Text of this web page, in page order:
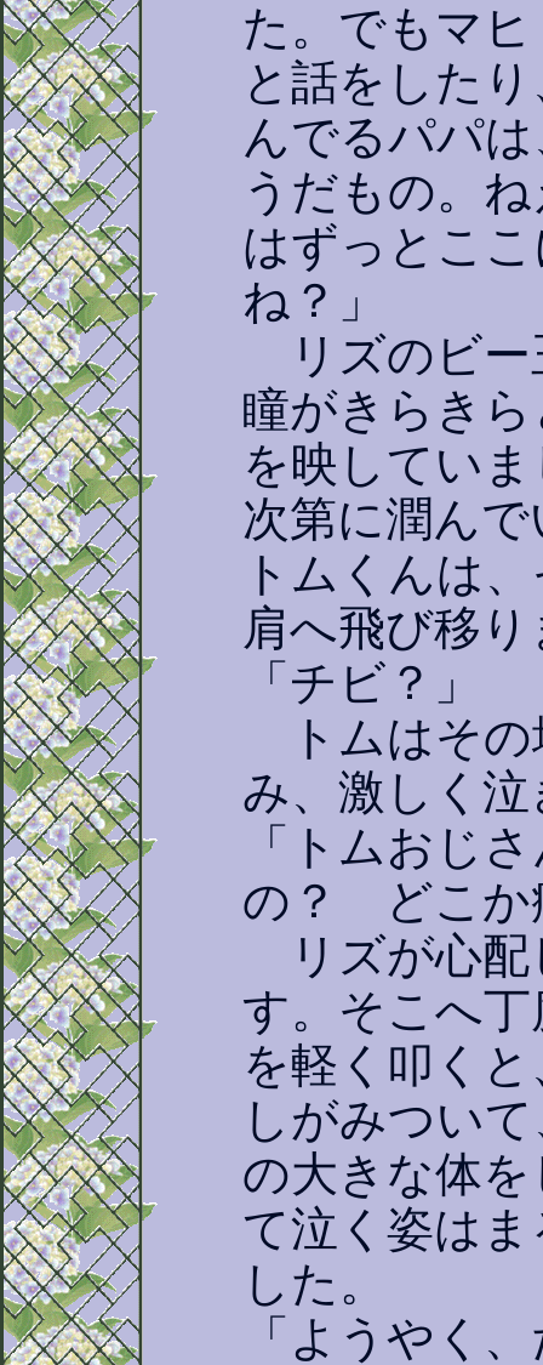
た。でもマ
と話をした
んでるパパ
うだもの。
はずっとこ
ね？」
リズのビー
瞳がきらき
を映してい
次第に潤ん
トムくんは
肩へ飛び移
「チビ？」
トムはその
み、激しく
「トムおじ
の？ どこか
リズが心配
す。そこへ
を軽く叩く
しがみつい
の大きな体
て泣く姿は
した。
「ようやく